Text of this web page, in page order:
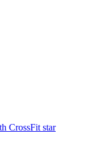
CrossFit star